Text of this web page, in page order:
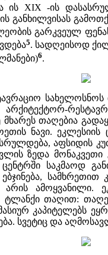
XIX -ის
გარკვეულ
5. სადღეისოდ
6.
თაღებია
ნავი. ეკლესიის
აფსიდის
ზედა მონაკვეთი
საკმაოდ
სამხრეთით
ტლანქი თაღით:
კაპიტელებს
სვეტიც და